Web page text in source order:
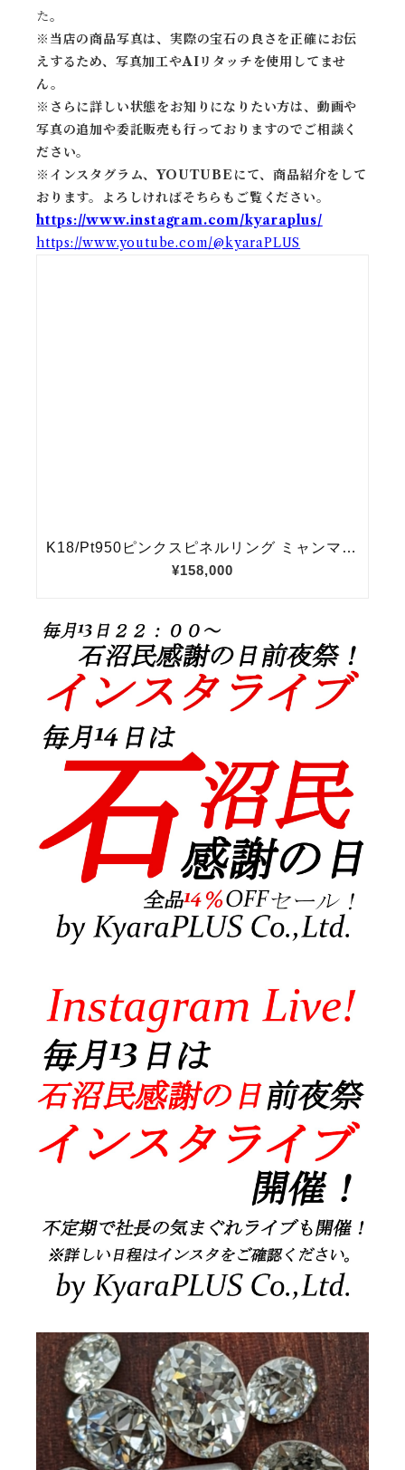
た。
※当店の商品写真は、実際の宝石の良さを正確にお伝
えするため、写真加工やAIリタッチを使用してませ
ん。
※ さらに詳しい状態をお知りになりたい方は、動画や
写真の追加や委託販売も行っておりますのでご相談く
ださい。
※ インスタグラム、YOUTUBEにて、商品紹介をして
おります。よろしければそちらもご覧ください。
https://www.instagram.com/kyaraplus/
https://www.youtube.com/@kyaraPLUS